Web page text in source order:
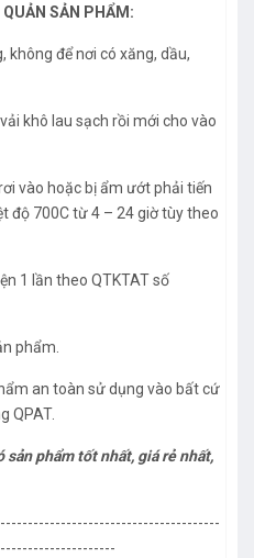
SẢN PHẨM:
không để nơi có xăng, dầu,
khô lau sạch rồi mới cho vào
vào hoặc bị ẩm ướt phải tiến
độ 700C từ 4 – 24 giờ tùy theo
1 lần theo QTKTAT số
phẩm.
an toàn sử dụng vào bất cứ
QPAT.
sản phẩm tốt nhất, giá rẻ nhất,